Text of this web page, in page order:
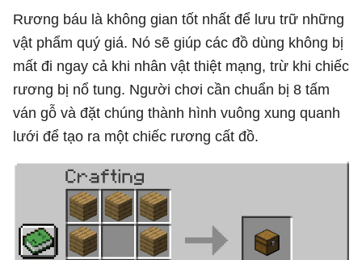
Rương báu là không gian tốt nhất để lưu trữ những
vật phẩm quý giá. Nó sẽ giúp các đồ dùng không bị
mất đi ngay cả khi nhân vật thiệt mạng, trừ khi chiếc
rương bị nổ tung. Người chơi cần chuẩn bị 8 tấm
ván gỗ và đặt chúng thành hình vuông xung quanh
lưới để tạo ra một chiếc rương cất đồ.